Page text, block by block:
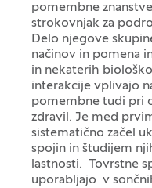
pomembne
strokovnjak za
Delo njegove
načinov in pomena
in nekaterih
interakcije vplivajo
pomembne tudi pri
zdravil. Je med
sistematično začel
spojin in študijem
lastnosti. Tovrstne
uporabljajo v